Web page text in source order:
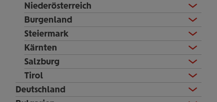
Niederösterreich
Burgenland
Steiermark
Kärnten
Salzburg
Tirol
Deutschland